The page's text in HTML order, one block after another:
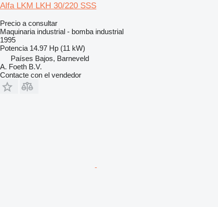
Alfa LKM LKH 30/220 SSS
Precio a consultar
Maquinaria industrial - bomba industrial
1995
Potencia 14.97 Hp (11 kW)
Países Bajos, Barneveld
A. Foeth B.V.
Contacte con el vendedor